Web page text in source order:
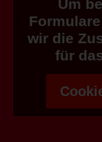
Um
wir die
für